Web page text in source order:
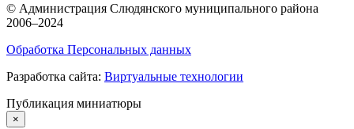
© Администрация Слюдянского муниципального района
2006–2024
Обработка Персональных данных
Разработка сайта: Виртуальные технологии
Публикация миниатюры
×